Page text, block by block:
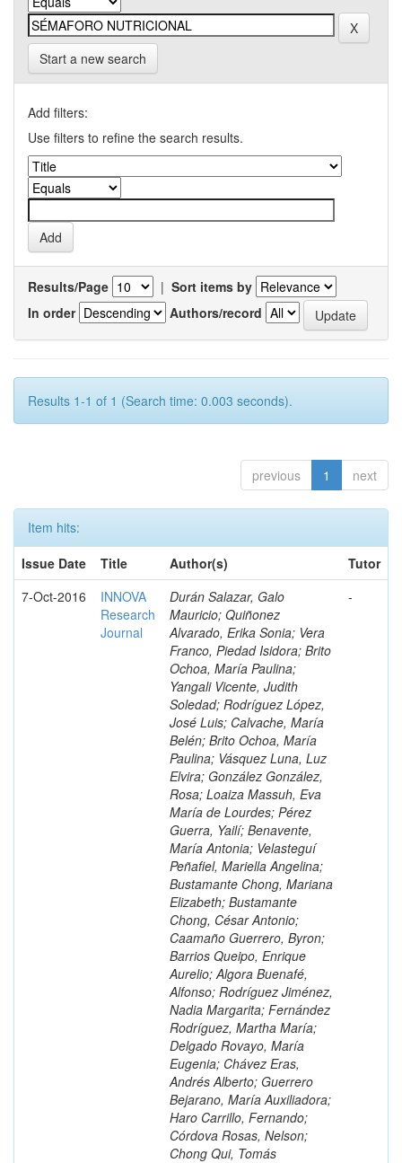
Start a new search
Add filters:
Use filters to refine the search results.
Results/Page | Sort items by
In order
Authors/record
Results 1-1 of 1 (Search time: 0.003 seconds).
previous 1 next
Item hits:
Issue Date
Title Author(s)
Tutor
7-Oct-2016
INNOVA
Research
Journal
Durán Salazar, Galo
Mauricio; Quiñonez
Alvarado, Erika Sonia; Vera
Franco, Piedad Isidora; Brito
Ochoa, María Paulina;
Yangali Vicente, Judith
Soledad; Rodríguez López,
José Luis; Calvache, María
Belén; Brito Ochoa, María
Paulina; Vásquez Luna, Luz
Elvira; González González,
Rosa; Loaiza Massuh, Eva
María de Lourdes; Pérez
Guerra, Yailí; Benavente,
María Antonia; Velasteguí
Peñafiel, Mariella Angelina;
Bustamante Chong, Mariana
Elizabeth; Bustamante
Chong, César Antonio;
Caamaño Guerrero, Byron;
Barrios Queipo, Enrique
Aurelio; Algora Buenafé,
Alfonso; Rodríguez Jiménez,
Nadia Margarita; Fernández
Rodríguez, Martha María;
Delgado Rovayo, María
Eugenia; Chávez Eras,
Andrés Alberto; Guerrero
Bejarano, María Auxiliadora;
Haro Carrillo, Fernando;
Córdova Rosas, Nelson;
Chong Qui, Tomás
-